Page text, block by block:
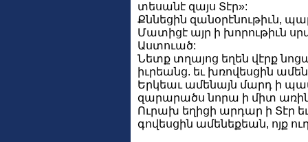
տեսանէ զայս Տէր»:
Քննեցին զանօրէնութիւն,
Մատիցէ այր ի խորութիւն
Աստուած:
Նետք տղայոց եղեն վէրք
իւրեանց. եւ խռովեսցին
Երկեաւ ամենայն մարդ ի
զարարածս նորա ի միտ
Ուրախ եղիցի արդար ի Տէր
գովեսցին ամենեքեան, ոյք